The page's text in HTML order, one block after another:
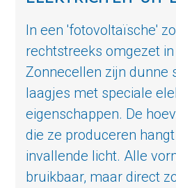
In een 'fotovoltaïsche'
rechtstreeks omgezet
Zonnecellen zijn dunne
laagjes met speciale
eigenschappen. De
die ze produceren
invallende licht. Alle
bruikbaar, maar direct